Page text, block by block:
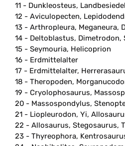
11 - Dunkleosteus,
12 - Aviculopecten,
13 - Arthropleura, Meganeura,
14 - Deltoblastus, Dimetrodon,
15 - Seymouria, Helicoprion
16 - Erdmittelalter
17 - Erdmittelalter,
18 - Theropoden,
19 - Cryolophosaurus,
20 - Massospondylus,
21 - Liopleurodon, Yi,
22 - Allosaurus, Stegosaurus,
23 - Thyreophora,